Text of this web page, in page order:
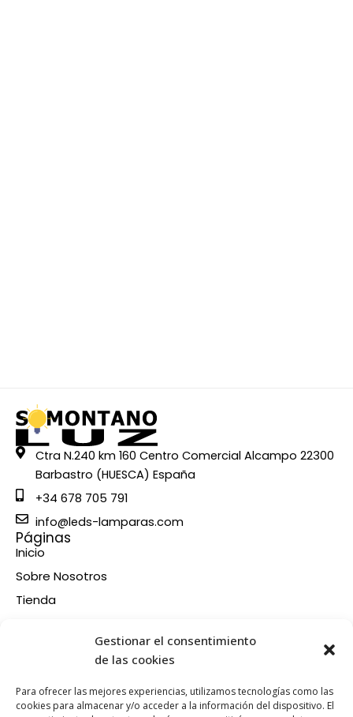
Gestionar el consentimiento
de las cookies
Para ofrecer las mejores experiencias, utilizamos tecnologías como las
cookies para almacenar y/o acceder a la información del dispositivo. El
Ctra N.240 km 160 Centro Comercial Alcampo 22300
Barbastro (HUESCA) España
+34 678 705 791
info@leds-lamparas.com
Páginas
Inicio
Sobre Nosotros
Tienda
Información
Condiciones de compra